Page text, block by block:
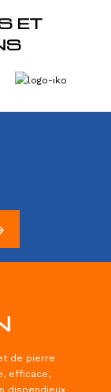
ET
de pierre
efficace,